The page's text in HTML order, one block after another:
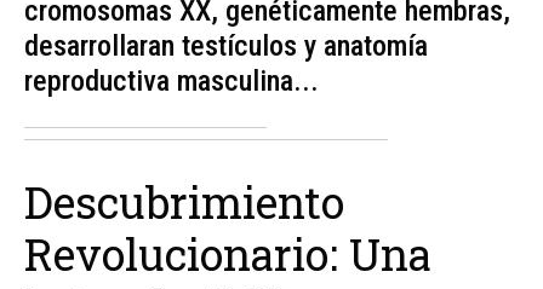
cromosomas XX, genéticamente hembras,
desarrollaran testículos y anatomía
reproductiva masculina...
Descubrimiento
Revolucionario: Una